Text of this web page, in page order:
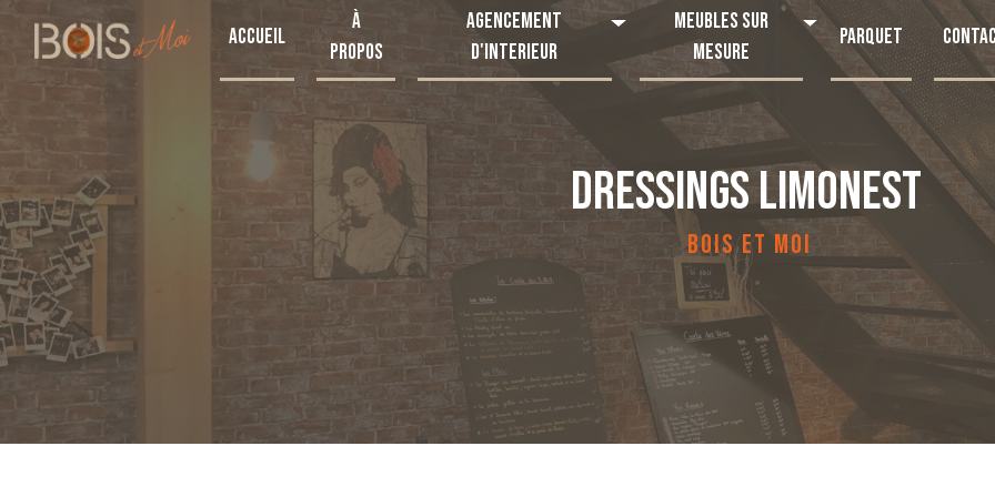
Accueil
À
propos
Agencement
d'interieur
Meubles sur
mesure
Parquet
DRESSINGS LIMONEST
BOIS ET MOI